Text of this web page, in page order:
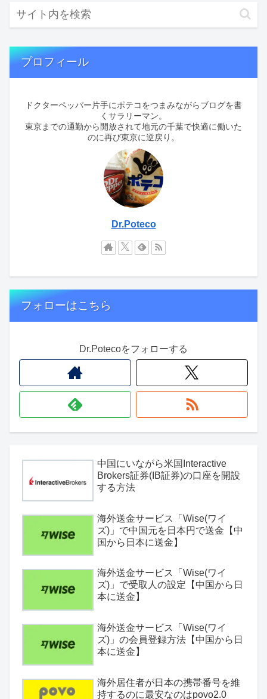
プロフィール
ドクターペッパー片手にポテコをつまみながらブログを書
くサラリーマン。
東京までの通勤から開放されて地元の千葉で快適に働いた
のに再び東京に逆戻り。
Dr.Poteco
フォローはこちら
Dr.Potecoをフォローする
中国にいながら米国Interactive
Brokers証券(IB証券)の口座を開設
する方法
海外送金サービス「Wise(ワイ
ズ)」で中国元を日本円で送金【中
国から日本に送金】
海外送金サービス「Wise(ワイ
ズ)」で受取人の設定【中国から日
本に送金】
海外送金サービス「Wise(ワイ
ズ)」の会員登録方法【中国から日
本に送金】
海外居住者が日本の携帯番号を維
持するのに最安なのはpovo2.0